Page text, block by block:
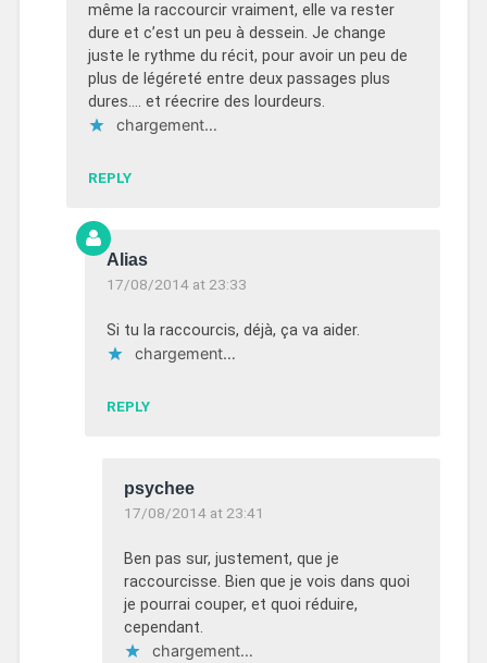
même la raccourcir vraiment, elle va rester
dure et c’est un peu à dessein. Je change
juste le rythme du récit, pour avoir un peu de
plus de légéreté entre deux passages plus
dures…. et réecrire des lourdeurs.
chargement…
REPLY
Alias
17/08/2014 at 23:33
Si tu la raccourcis, déjà, ça va aider.
chargement…
REPLY
psychee
17/08/2014 at 23:41
Ben pas sur, justement, que je
raccourcisse. Bien que je vois dans quoi
je pourrai couper, et quoi réduire,
cependant.
chargement…